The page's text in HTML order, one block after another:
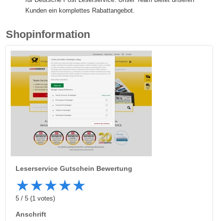
Kunden ein komplettes Rabattangebot.
Shopinformation
Leserservice Gutschein Bewertung
★★★★★
5/5 (1 votes)
Anschrift